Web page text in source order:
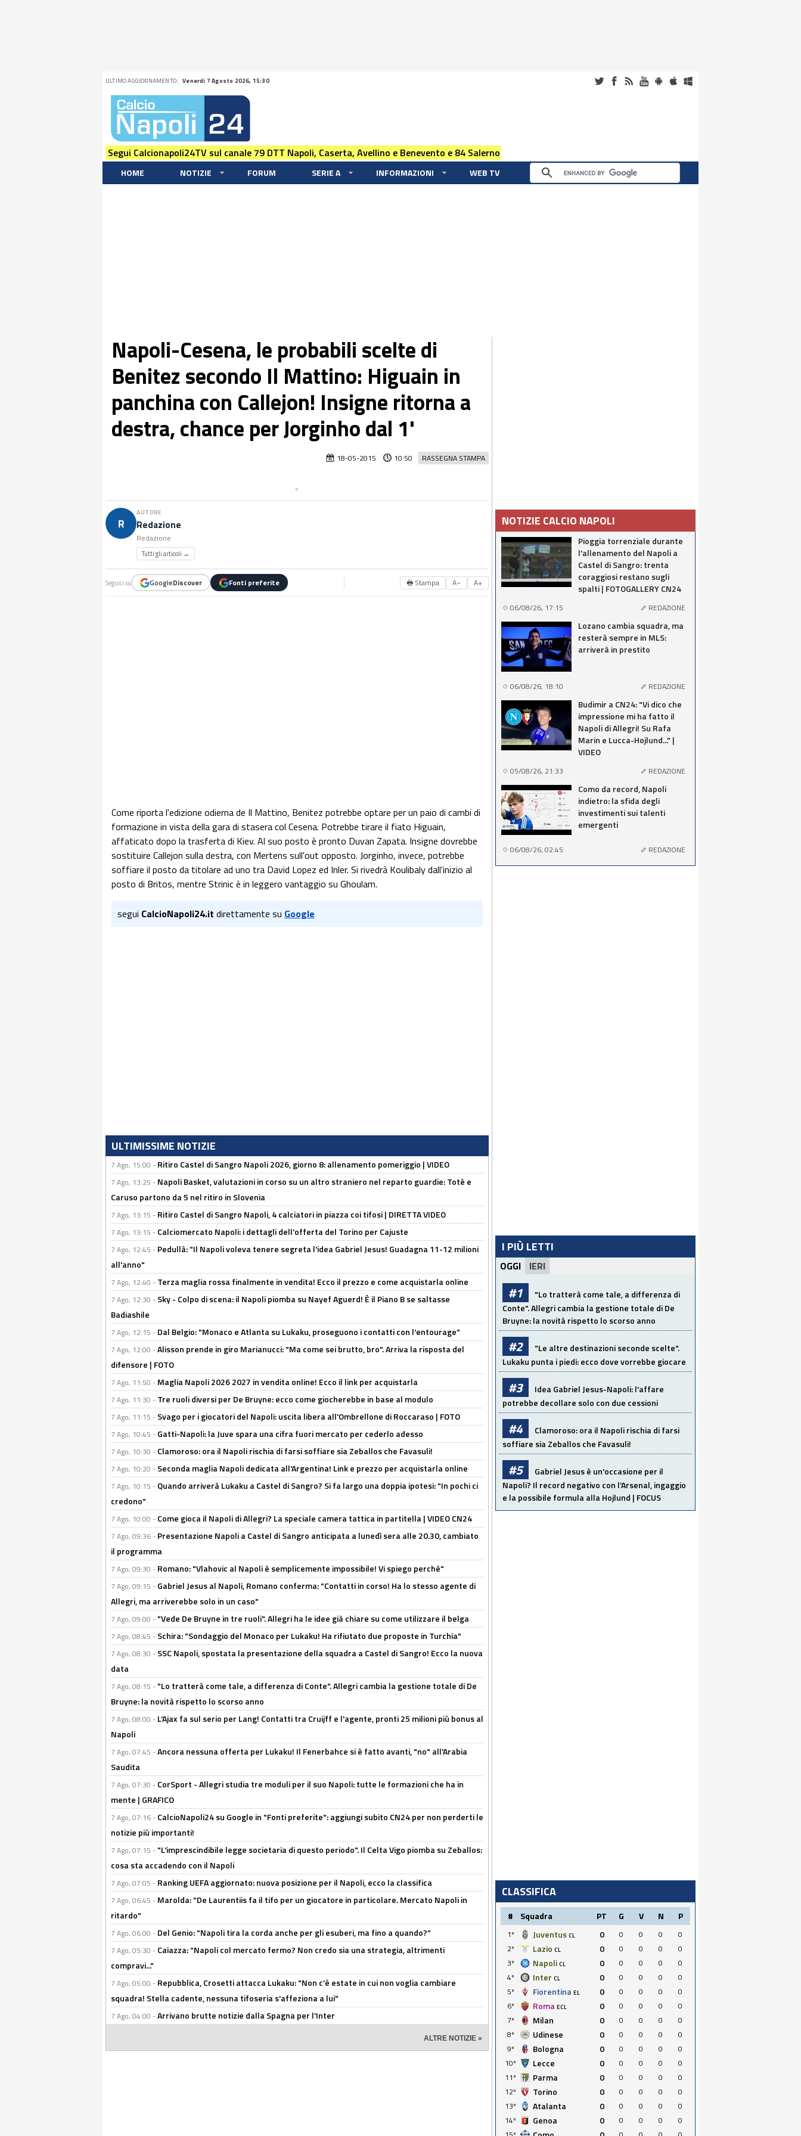
ULTIMO AGGIORNAMENTO: Venerdi 7 Agosto 2026, 15:30
Segui Calcionapoli24TV sul canale 79 DTT Napoli, Caserta, Avellino e Benevento e 84 Salerno
HOME NOTIZIE FORUM SERIE A INFORMAZIONI WEB TV
Napoli-Cesena, le probabili scelte di
Benitez secondo Il Mattino: Higuain in
panchina con Callejon! Insigne ritorna a
destra, chance per Jorginho dal 1'
RASSEGNA STAMPA
18-05-2015 10:50
R
AUTORE
Redazione
Redazione
Tutti gli articoli →
Seguici su GoogleDiscover Fonti preferite 🖶 Stampa A− A+
Come riporta l'edizione odierna de Il Mattino, Benitez potrebbe optare per un paio di cambi di
formazione in vista della gara di stasera col Cesena. Potrebbe tirare il fiato Higuain,
affaticato dopo la trasferta di Kiev. Al suo posto è pronto Duvan Zapata. Insigne dovrebbe
sostituire Callejon sulla destra, con Mertens sull'out opposto. Jorginho, invece, potrebbe
soffiare il posto da titolare ad uno tra David Lopez ed Inler. Si rivedrà Koulibaly dall'inizio al
posto di Britos, mentre Strinic è in leggero vantaggio su Ghoulam.
segui CalcioNapoli24.it direttamente su Google
ULTIMISSIME NOTIZIE
7 Ago, 15:00 - Ritiro Castel di Sangro Napoli 2026, giorno 8: allenamento pomeriggio | VIDEO
7 Ago, 13:25 - Napoli Basket, valutazioni in corso su un altro straniero nel reparto guardie: Totè e
Caruso partono da 5 nel ritiro in Slovenia
7 Ago, 13:15 - Ritiro Castel di Sangro Napoli, 4 calciatori in piazza coi tifosi | DIRETTA VIDEO
7 Ago, 13:15 - Calciomercato Napoli: i dettagli dell'offerta del Torino per Cajuste
7 Ago, 12:45 - Pedullà: "Il Napoli voleva tenere segreta l'idea Gabriel Jesus! Guadagna 11-12 milioni
all'anno"
7 Ago, 12:40 - Terza maglia rossa finalmente in vendita! Ecco il prezzo e come acquistarla online
7 Ago, 12:30 - Sky - Colpo di scena: il Napoli piomba su Nayef Aguerd! È il Piano B se saltasse
Badiashile
7 Ago, 12:15 - Dal Belgio: "Monaco e Atlanta su Lukaku, proseguono i contatti con l'entourage"
7 Ago, 12:00 -Alisson prende in giro Marianucci: "Ma come sei brutto, bro". Arriva la risposta del
difensore | FOTO
7 Ago, 11:50 - Maglia Napoli 2026 2027 in vendita online! Ecco il link per acquistarla
7 Ago, 11:30 - Tre ruoli diversi per De Bruyne: ecco come giocherebbe in base al modulo
7 Ago, 11:15 - Svago per i giocatori del Napoli: uscita libera all'Ombrellone di Roccaraso | FOTO
7 Ago, 10:45 - Gatti-Napoli: la Juve spara una cifra fuori mercato per cederlo adesso
7 Ago, 10:30 - Clamoroso: ora il Napoli rischia di farsi soffiare sia Zeballos che Favasuli!
7 Ago, 10:20 - Seconda maglia Napoli dedicata all'Argentina! Link e prezzo per acquistarla online
7 Ago, 10:15 - Quando arriverà Lukaku a Castel di Sangro? Si fa largo una doppia ipotesi: "In pochi ci
credono"
7 Ago, 10:00 - Come gioca il Napoli di Allegri? La speciale camera tattica in partitella | VIDEO CN24
7 Ago, 09:36 - Presentazione Napoli a Castel di Sangro anticipata a lunedì sera alle 20.30, cambiato
il programma
7 Ago, 09:30 - Romano: "Vlahovic al Napoli è semplicemente impossibile! Vi spiego perché"
7 Ago, 09:15 - Gabriel Jesus al Napoli, Romano conferma: "Contatti in corso! Ha lo stesso agente di
Allegri, ma arriverebbe solo in un caso"
7 Ago, 09:00 - "Vede De Bruyne in tre ruoli". Allegri ha le idee già chiare su come utilizzare il belga
7 Ago, 08:45 - Schira: "Sondaggio del Monaco per Lukaku! Ha rifiutato due proposte in Turchia"
7 Ago, 08:30 - SSC Napoli, spostata la presentazione della squadra a Castel di Sangro! Ecco la nuova
data
7 Ago, 08:15 - "Lo tratterà come tale, a differenza di Conte". Allegri cambia la gestione totale di De
Bruyne: la novità rispetto lo scorso anno
7 Ago, 08:00 - L'Ajax fa sul serio per Lang! Contatti tra Cruijff e l'agente, pronti 25 milioni più bonus al
Napoli
7 Ago, 07:45 -Ancora nessuna offerta per Lukaku! Il Fenerbahce si è fatto avanti, "no" all'Arabia
Saudita
7 Ago, 07:30 - CorSport - Allegri studia tre moduli per il suo Napoli: tutte le formazioni che ha in
mente | GRAFICO
7 Ago, 07:16 - CalcioNapoli24 su Google in "Fonti preferite": aggiungi subito CN24 per non perderti le
notizie più importanti!
7 Ago, 07:15 - "L'imprescindibile legge societaria di questo periodo". Il Celta Vigo piomba su Zeballos:
cosa sta accadendo con il Napoli
7 Ago, 07:05 - Ranking UEFA aggiornato: nuova posizione per il Napoli, ecco la classifica
7 Ago, 06:45 - Marolda: "De Laurentiis fa il tifo per un giocatore in particolare. Mercato Napoli in
ritardo"
7 Ago, 06:00 - Del Genio: "Napoli tira la corda anche per gli esuberi, ma fino a quando?"
7 Ago, 05:30 - Caiazza: "Napoli col mercato fermo? Non credo sia una strategia, altrimenti
compravi..."
7 Ago, 05:00 - Repubblica, Crosetti attacca Lukaku: "Non c'è estate in cui non voglia cambiare
squadra! Stella cadente, nessuna tifoseria s'affeziona a lui"
7 Ago, 04:00 -Arrivano brutte notizie dalla Spagna per l'Inter
ALTRE NOTIZIE »
NOTIZIE CALCIO NAPOLI
Pioggia torrenziale durante
l'allenamento del Napoli a
Castel di Sangro: trenta
coraggiosi restano sugli
spalti | FOTOGALLERY CN24
06/08/26, 17:15 REDAZIONE
Lozano cambia squadra, ma
resterà sempre in MLS:
arriverà in prestito
06/08/26, 18:10 REDAZIONE
Budimir a CN24: "Vi dico che
impressione mi ha fatto il
Napoli di Allegri! Su Rafa
Marin e Lucca-Hojlund..." |
VIDEO
05/08/26, 21:33 REDAZIONE
Como da record, Napoli
indietro: la sfida degli
investimenti sui talenti
emergenti
06/08/26, 02:45 REDAZIONE
I PIÙ LETTI
OGGI IERI
#1
"Lo tratterà come tale, a differenza di
Conte". Allegri cambia la gestione totale di De
Bruyne: la novità rispetto lo scorso anno
#2
"Le altre destinazioni seconde scelte".
Lukaku punta i piedi: ecco dove vorrebbe giocare
#3
Idea Gabriel Jesus-Napoli: l'affare
potrebbe decollare solo con due cessioni
#4
Clamoroso: ora il Napoli rischia di farsi
soffiare sia Zeballos che Favasuli!
#5
Gabriel Jesus è un'occasione per il
Napoli? Il record negativo con l'Arsenal, ingaggio
e la possibile formula alla Hojlund | FOCUS
CLASSIFICA
# Squadra PT G V N P
1º Juventus CL 0 0 0 0
0
2º
Lazio CL 0 0 0 0
0
3º
Napoli CL 0 0 0 0
0
4º
Inter CL 0 0 0 0
0
5º
Fiorentina EL 0 0 0 0
0
6º
Roma ECL 0 0 0 0
0
7º
Milan 0 0 0 0
0
8º
Udinese 0 0 0 0
0
9º
Bologna 0 0 0 0
0
10º
Lecce 0 0 0 0
0
11º
Parma 0 0 0 0
0
12º
Torino 0 0 0 0
0
13º
Atalanta 0 0 0 0
0
14º
Genoa 0 0 0 0
0